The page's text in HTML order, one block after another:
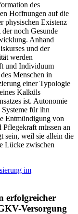
des
Hoffnungen auf die
physischen Existenz
noch Gesunde
Anhand
und der
werden
und Individuum
Menschen in
einer Typologie
Kalküls
ist. Autonomie
für ihn
Entmündigung von
müssen an
sein, weil sie allein die
Lücke zwischen
im
erfolgreicher
Versorgung